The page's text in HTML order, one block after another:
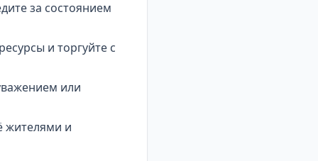
за состоянием
и торгуйте с
или
жителями и